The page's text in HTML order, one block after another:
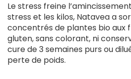
Le stress freine
stress et les kilos, Natavea a
concentrés de plantes bio aux
gluten, sans colorant, ni
cure de 3 semaines purs ou
perte de poids.